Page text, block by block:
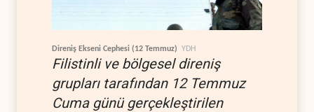
Direniş Ekseni Cephesi (12 Temmuz) YDH
Filistinli ve bölgesel direniş
grupları tarafından 12 Temmuz
Cuma günü gerçekleştirilen